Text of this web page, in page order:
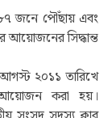
জনে পৌঁছায় এবং
আয়োজনের সিদ্ধান্ত
২০১১ তারিখে
আয়োজন করা হয়।